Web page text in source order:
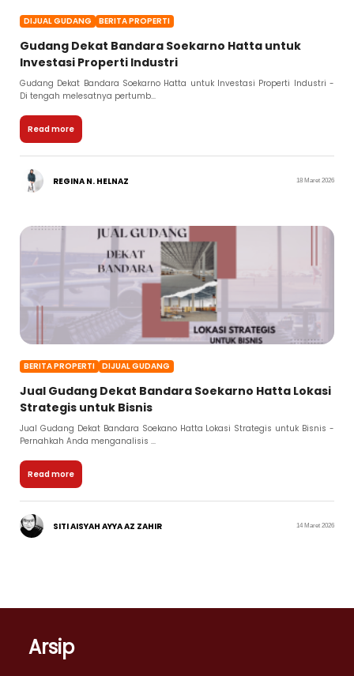
DIJUAL GUDANG BERITA PROPERTI
Gudang Dekat Bandara Soekarno Hatta untuk
Investasi Properti Industri
Gudang Dekat Bandara Soekarno Hatta untuk Investasi Properti Industri -
Di tengah melesatnya pertumb...
Read more
REGINA N. HELNAZ 18 Maret 2026
BERITA PROPERTI DIJUAL GUDANG
Jual Gudang Dekat Bandara Soekarno Hatta Lokasi
Strategis untuk Bisnis
Jual Gudang Dekat Bandara Soekano Hatta Lokasi Strategis untuk Bisnis -
Pernahkah Anda menganalisis ...
Read more
SITI AISYAH AYYA AZ ZAHIR 14 Maret 2026
Arsip